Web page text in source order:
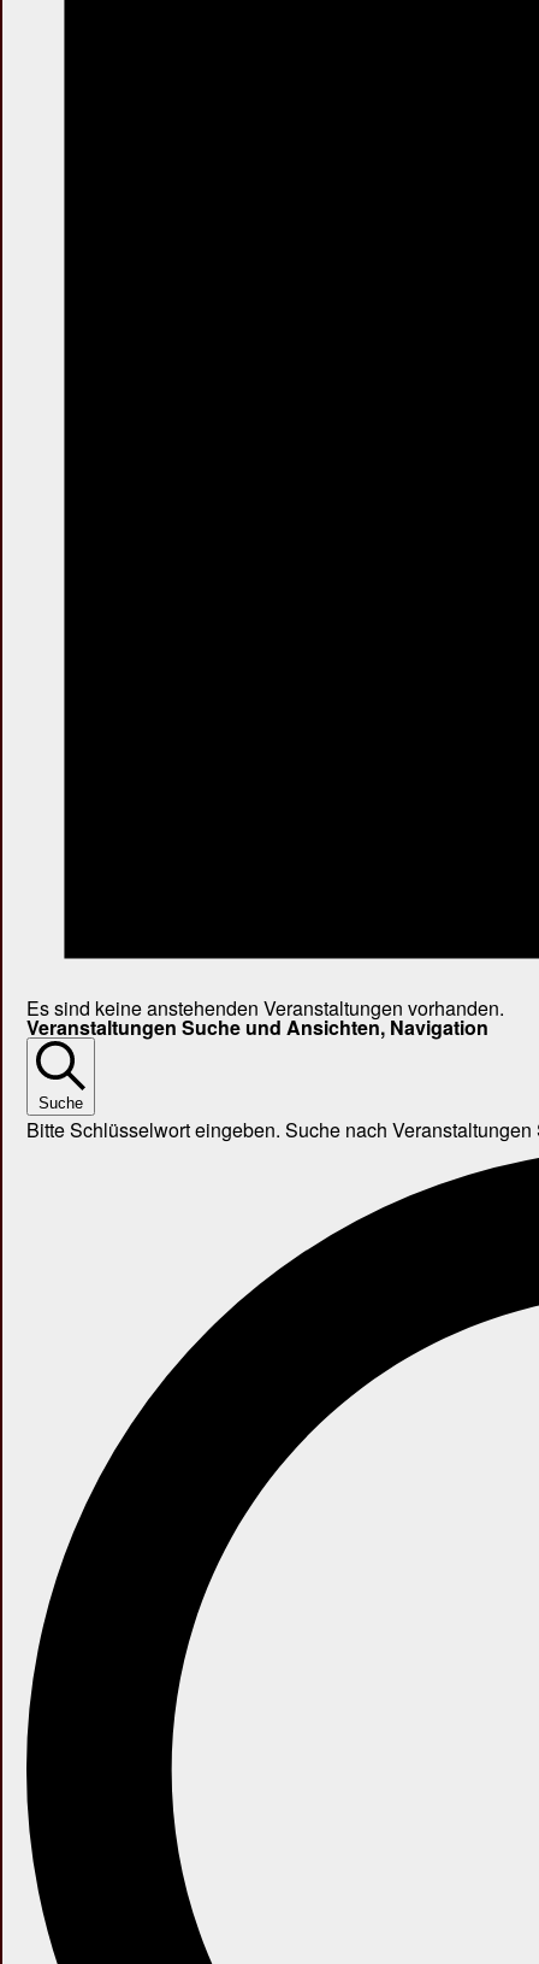
Es sind keine anstehenden Veranstaltungen vorhanden.
Veranstaltungen Suche und Ansichten, Navigation
Suche
Bitte Schlüsselwort eingeben. Suche nach